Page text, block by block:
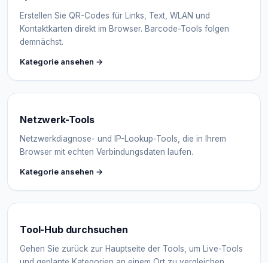
Erstellen Sie QR-Codes für Links, Text, WLAN und
Kontaktkarten direkt im Browser. Barcode-Tools folgen
demnächst.
Kategorie ansehen →
Netzwerk-Tools
Netzwerkdiagnose- und IP-Lookup-Tools, die in Ihrem
Browser mit echten Verbindungsdaten laufen.
Kategorie ansehen →
Tool-Hub durchsuchen
Gehen Sie zurück zur Hauptseite der Tools, um Live-Tools